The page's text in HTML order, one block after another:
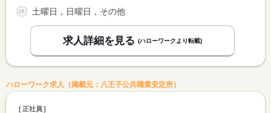
土曜日，日曜日，その他
求人詳細を見る (ハローワークより転載)
ハローワーク求人（掲載元：八王子公共職業安定所）
正社員